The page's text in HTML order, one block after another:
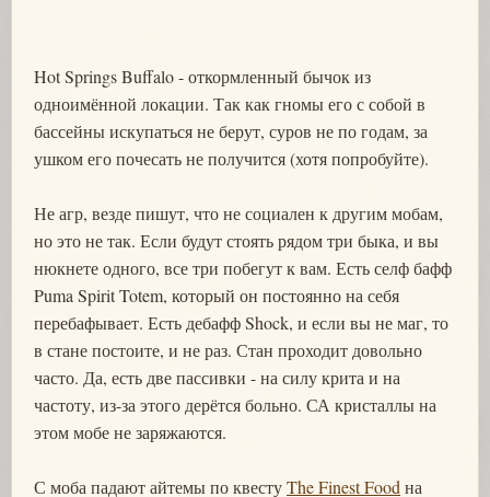
Hot Springs Buffalo - откормленный бычок из
одноимённой локации. Так как гномы его с собой в
бассейны искупаться не берут, суров не по годам, за
ушком его почесать не получится (хотя попробуйте).
Не агр, везде пишут, что не социален к другим мобам,
но это не так. Если будут стоять рядом три быка, и вы
нюкнете одного, все три побегут к вам. Есть селф бафф
Puma Spirit Totem, который он постоянно на себя
перебафывает. Есть дебафф Shock, и если вы не маг, то
в стане постоите, и не раз. Стан проходит довольно
часто. Да, есть две пассивки - на силу крита и на
частоту, из-за этого дерётся больно. СА кристаллы на
этом мобе не заряжаются.
С моба падают айтемы по квестуThe Finest Food на